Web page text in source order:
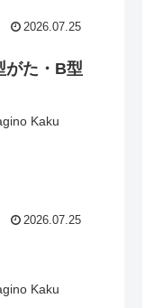
2026.07.25
がた・B型
Kaku
2026.07.25
Kaku